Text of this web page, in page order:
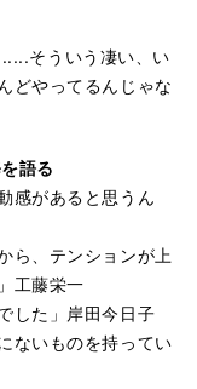
そういう凄い、い
どやってるんじゃな
語る
感があると思うん
ら、テンションが上
工藤栄一
した」岸田今日子
ないものを持ってい